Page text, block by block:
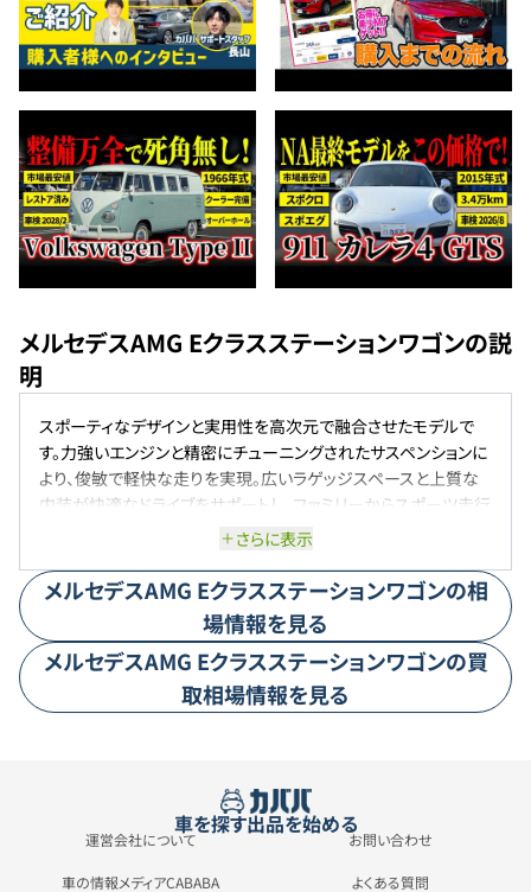
メルセデスAMG Eクラスステーションワゴンの説
明
スポーティなデザインと実用性を高次元で融合させたモデルで
す。力強いエンジンと精密にチューニングされたサスペンションに
より、俊敏で軽快な走りを実現。広いラゲッジスペースと上質な
内装が快適なドライブをサポートし、ファミリーからスポーツ走行
まで幅広く対応します。洗練されたボディラインは存在感があり
つつも機能的で、毎日の移動をスタイリッシュに彩ります。
さらに表示
メルセデスAMG Eクラスステーションワゴンの相
場情報を見る
メルセデスAMG Eクラスステーションワゴンの買
取相場情報を見る
車を探す出品を始める
運営会社について お問い合わせ
車の情報メディアCABABA よくある質問